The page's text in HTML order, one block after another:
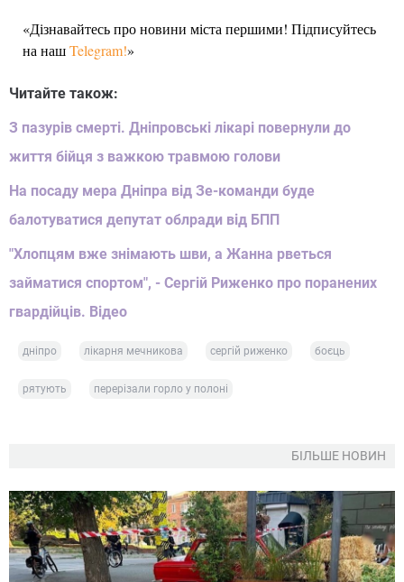
«Дізнавайтесь про новини міста першими! Підписуйтесь
на нашTelegram!»
Читайте також:
З пазурів смерті. Дніпровські лікарі повернули до
життя бійця з важкою травмою голови
На посаду мера Дніпра від Зе-команди буде
балотуватися депутат облради від БПП
"Хлопцям вже знімають шви, а Жанна рветься
займатися спортом", - Сергій Риженко про поранених
гвардійців. Відео
дніпро лікарня мечникова сергій риженко боєць
рятують перерізали горло у полоні
БІЛЬШЕ НОВИН